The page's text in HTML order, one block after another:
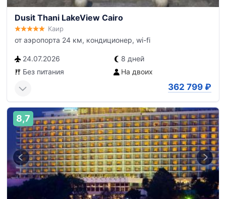
Dusit Thani LakeView Cairo
Каир
от аэропорта 24 км, кондиционер, wi-fi
24.07.2026
8 дней
Без питания
На двоих
362 799 ₽
8,7